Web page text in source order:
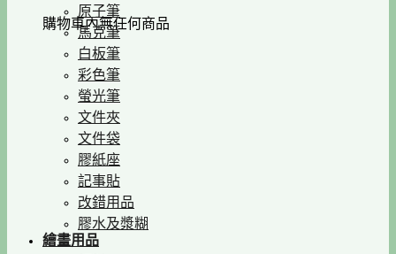
購物車內無任何商品
原子筆
馬克筆
白板筆
彩色筆
螢光筆
文件夾
文件袋
膠紙座
記事貼
改錯用品
膠水及漿糊
繪畫用品